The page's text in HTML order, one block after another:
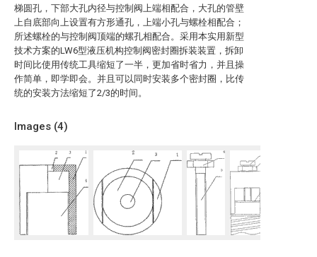
梯圆孔，下部大孔内径与控制阀上端相配合，大孔的管壁
上自底部向上设置有方形通孔，上端小孔与螺栓相配合；
所述螺栓的与控制阀顶端的螺孔相配合。采用本实用新型
技术方案的LW6型液压机构控制阀密封圈拆装装置，拆卸
时间比使用传统工具缩短了一半，更加省时省力，并且操
作简单，即学即会。并且可以同时安装多个密封圈，比传
统的安装方法缩短了2/3的时间。
Images (4)